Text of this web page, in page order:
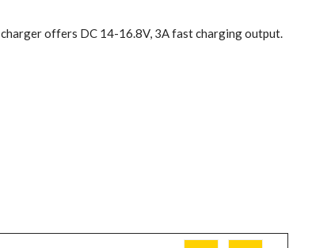
offers DC 14-16.8V, 3A fast charging output.